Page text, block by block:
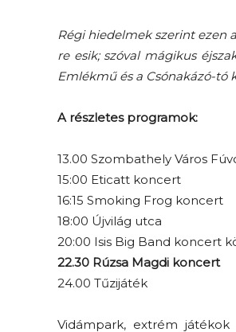
Régi hiedelmek szerint ezen
re esik; szóval mágikus
Emlékmű és a Csónakázó-tó
A részletes programok:
13.00 Szombathely Város
15:00 Eticatt koncert
16:15 Smoking Frog koncert
18:00 Újvilág utca
20:00 Isis Big Band koncert
22.30 Rúzsa Magdi koncert
24.00 Tűzijáték
Vidámpark, extrém játékok